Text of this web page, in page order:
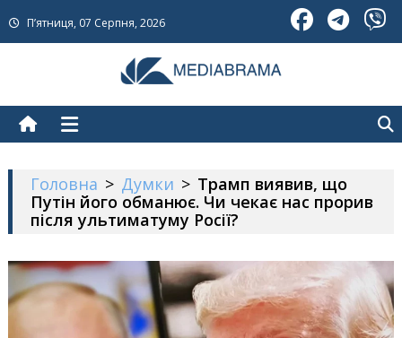
to
П’ятниця, 07 Серпня, 2026
Головна > Думки > Трамп виявив, що
Путін його обманює. Чи чекає нас прорив
після ультиматуму Росії?